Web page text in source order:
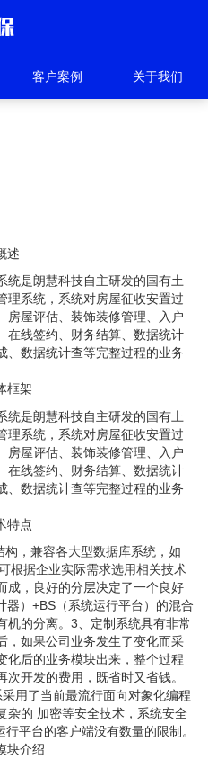
客户案例 关于我们
述
统是朗慧科技自主研发的国有土
理系统，系统对房屋征收安置过
房屋评估、装饰装修管理、入户
在线签约、财务结算、数据统计
、数据统计查等完整过程的业务
框架
统是朗慧科技自主研发的国有土
理系统，系统对房屋征收安置过
房屋评估、装饰装修管理、入户
在线签约、财务结算、数据统计
、数据统计查等完整过程的业务
特点
，兼容各大型数据库系统，如
根据企业实际需求选用相关技术
成，良好的分层决定了一个良好
器）+BS（系统运行平台）的混合
机的分离。3、定制系统具有非常
，如果公司业务发生了变化而采
化后的业务模块出来，整个过程
开发的费用，既省时又省钱。
用了当前最流行面向对象化编程
杂的 加密等安全技术，系统安全
平台的客户端没有数量的限制。
块介绍